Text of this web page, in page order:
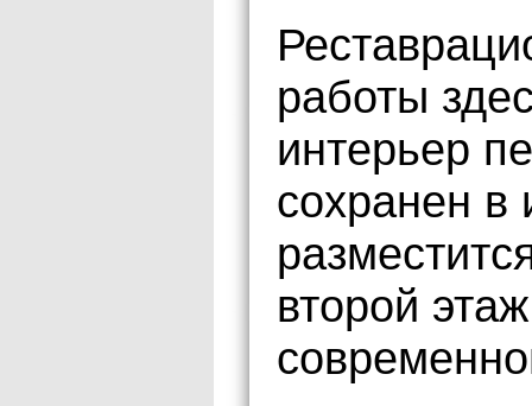
работы
интерьер
сохранен в
второй